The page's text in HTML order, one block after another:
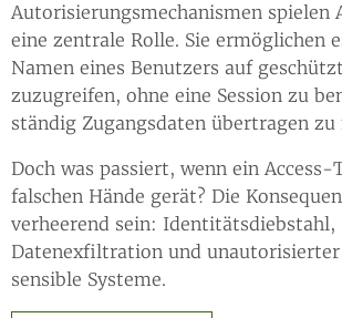
Autorisierungsmechanismen spielen
eine zentrale Rolle. Sie ermöglichen
Namen eines Benutzers auf
zuzugreifen, ohne eine Session zu
ständig Zugangsdaten übertragen zu
Doch was passiert, wenn ein Access-
falschen Hände gerät? Die
verheerend sein: Identitätsdiebstahl,
Datenexfiltration und
sensible Systeme.